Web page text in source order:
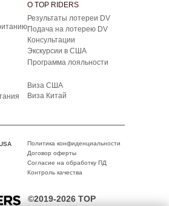
Виза США
Виза Китай
Результаты лотереи DV
Политика конфиденциальности
Договор оферты
Согласие на обработку ПД
Контроль качества
Консультации
©2019-2026 TOP
Экскурсии в США
О TOP RIDERS
Программа лояльности
Подача на лотерею DV